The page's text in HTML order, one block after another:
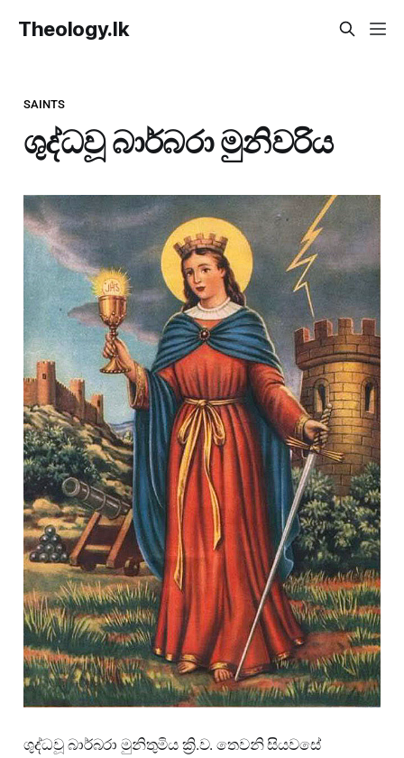
Theology.lk
SAINTS
ශුද්ධවූ බාර්බරා මුනිවරිය
ශුද්ධවූ බාර්බරා මුනිතුමිය ක්‍රි.ව. තෙවනි සියවසේ